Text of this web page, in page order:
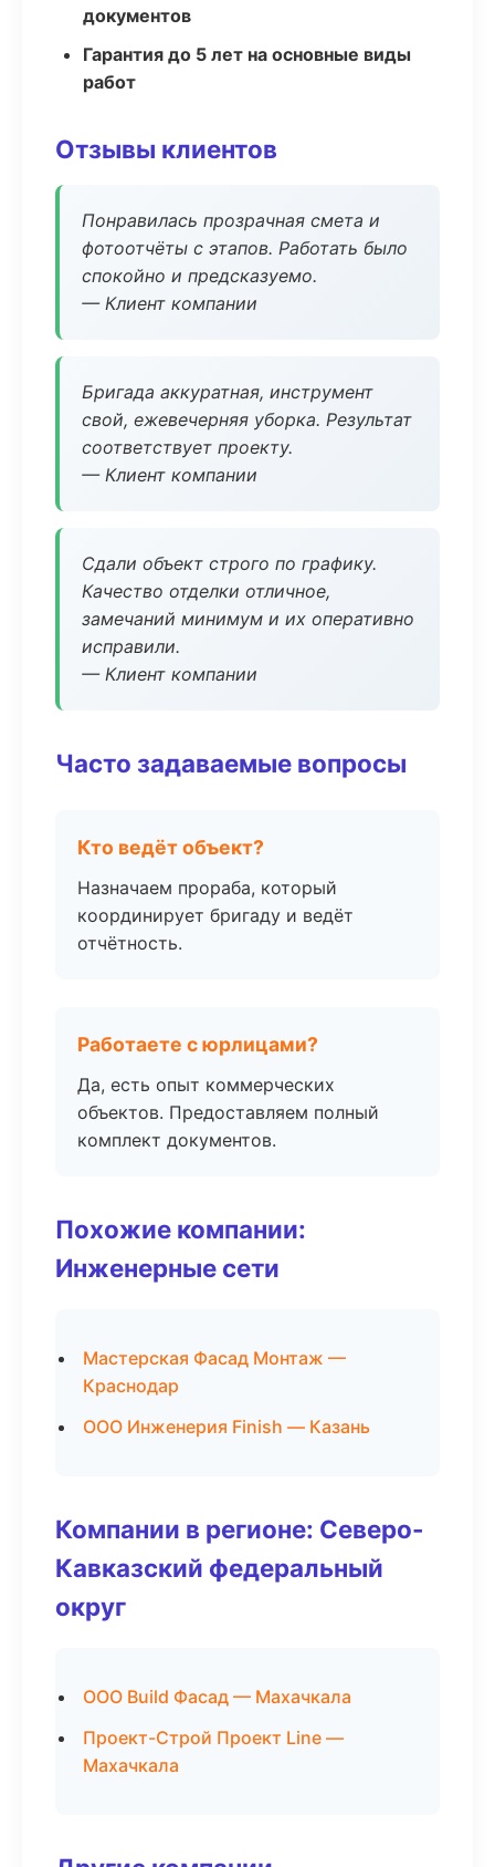
документов
Гарантия до 5 лет на основные виды
работ
Отзывы клиентов
Понравилась прозрачная смета и
фотоотчёты с этапов. Работать было
спокойно и предсказуемо.
— Клиент компании
Бригада аккуратная, инструмент
свой, ежевечерняя уборка. Результат
соответствует проекту.
— Клиент компании
Сдали объект строго по графику.
Качество отделки отличное,
замечаний минимум и их оперативно
исправили.
— Клиент компании
Часто задаваемые вопросы
Кто ведёт объект?
Назначаем прораба, который
координирует бригаду и ведёт
отчётность.
Работаете с юрлицами?
Да, есть опыт коммерческих
объектов. Предоставляем полный
комплект документов.
Похожие компании:
Инженерные сети
Мастерская Фасад Монтаж —
Краснодар
ООО Инженерия Finish — Казань
Компании в регионе: Северо-
Кавказский федеральный
округ
ООО Build Фасад — Махачкала
Проект-Строй Проект Line —
Махачкала